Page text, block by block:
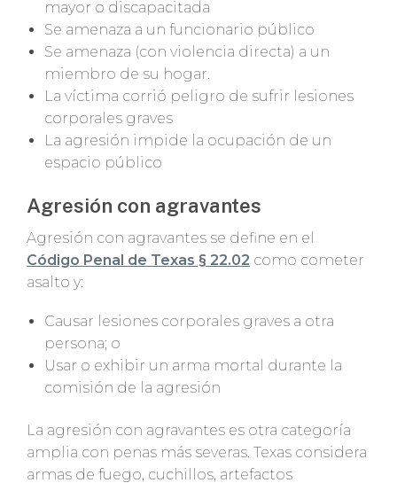
mayor o discapacitada
Se amenaza a un funcionario público
Se amenaza (con violencia directa) a un
miembro de su hogar.
La víctima corrió peligro de sufrir lesiones
corporales graves
La agresión impide la ocupación de un
espacio público
Agresión con agravantes
Agresión con agravantes se define en el
Código Penal de Texas § 22.02 como cometer
asalto y:
Causar lesiones corporales graves a otra
persona; o
Usar o exhibir un arma mortal durante la
comisión de la agresión
La agresión con agravantes es otra categoría
amplia con penas más severas. Texas considera
armas de fuego, cuchillos, artefactos